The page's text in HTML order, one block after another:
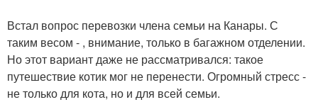
Встал вопрос перевозки члена семьи на Канары. С
таким весом - , внимание, только в багажном отделении.
Но этот вариант даже не рассматривался: такое
путешествие котик мог не перенести. Огромный стресс -
не только для кота, но и для всей семьи.